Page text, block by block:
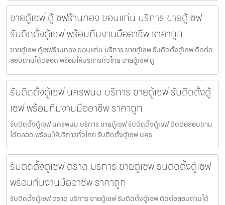
ขายตู้เซฟ ตู้เซฟร้านทอง ขอนแก่น บริการ ขายตู้เซฟ
รับติดตั้งตู้เซฟ พร้อมทีมงานมืออาชีพ ราคาถูก
ขายตู้เซฟ ตู้เซฟร้านทอง ขอนแก่น บริการ ขายตู้เซฟ รับติดตั้งตู้เซฟ ติดต่อ
สอบถามได้ตลอด พร้อมให้บริการทั่วไทย ขายตู้เซฟ ตู
รับติดตั้งตู้เซฟ นครพนม บริการ ขายตู้เซฟ รับติดตั้งตู้
เซฟ พร้อมทีมงานมืออาชีพ ราคาถูก
รับติดตั้งตู้เซฟ นครพนม บริการ ขายตู้เซฟ รับติดตั้งตู้เซฟ ติดต่อสอบถาม
ได้ตลอด พร้อมให้บริการทั่วไทย รับติดตั้งตู้เซฟ นคร
รับติดตั้งตู้เซฟ ตราด บริการ ขายตู้เซฟ รับติดตั้งตู้เซฟ
พร้อมทีมงานมืออาชีพ ราคาถูก
รับติดตั้งตู้เซฟ ตราด บริการ ขายตู้เซฟ รับติดตั้งตู้เซฟ ติดต่อสอบถามได้